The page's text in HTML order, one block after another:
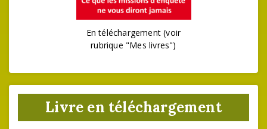
En téléchargement (voir
rubrique "Mes livres")
Livre en téléchargement